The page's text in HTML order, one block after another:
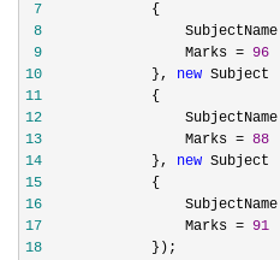
7
8
9
                 Marks =
96
10
             },
new
11
12
13
                 Marks =
88
14
             },
new
15
16
17
                 Marks =
91
18